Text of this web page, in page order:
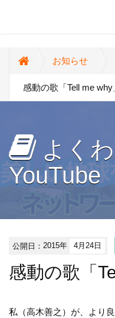
お知らせ
感動の歌「Tell me why
よく
YouTube
公開日：2015年 4月24日
感動の歌「
私（高木善之）が、より